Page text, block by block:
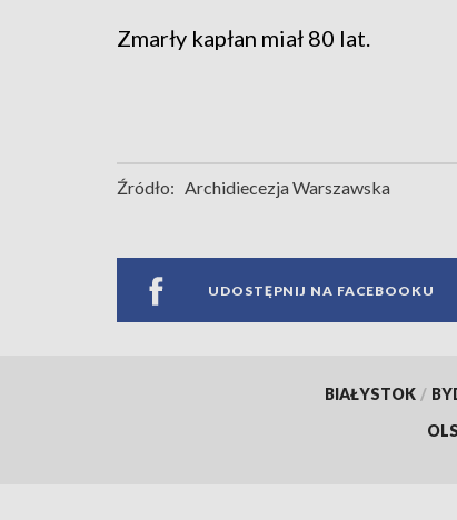
Zmarły kapłan miał 80 lat.
Źródło: Archidiecezja Warszawska
UDOSTĘPNIJ NA FACEBOOKU
BIAŁYSTOK /